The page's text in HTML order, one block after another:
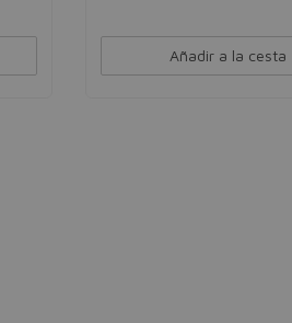
Añadir a la cesta